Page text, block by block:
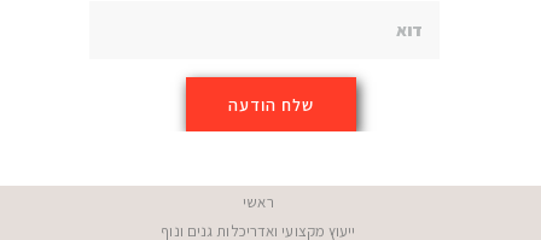
ראשי
ייעוץ מקצועי ואדריכלות גנים ונוף